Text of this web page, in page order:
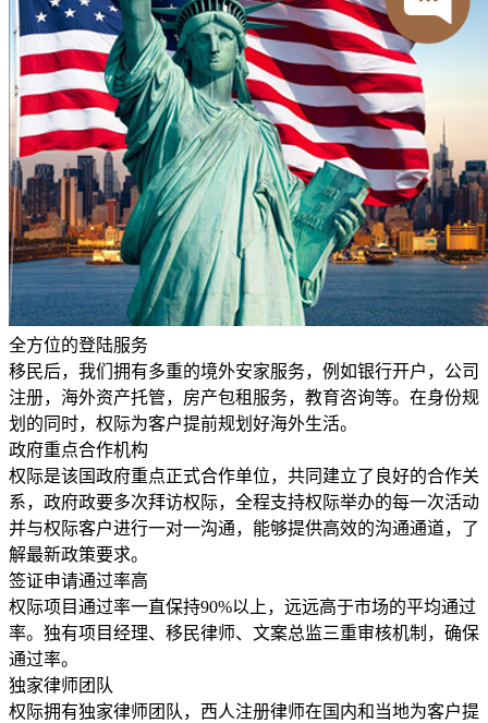
全方位的登陆服务
移民后，我们拥有多重的境外安家服务，例如银行开户，公司
注册，海外资产托管，房产包租服务，教育咨询等。在身份规
划的同时，权际为客户提前规划好海外生活。
政府重点合作机构
权际是该国政府重点正式合作单位，共同建立了良好的合作关
系，政府政要多次拜访权际，全程支持权际举办的每一次活动
并与权际客户进行一对一沟通，能够提供高效的沟通通道，了
解最新政策要求。
签证申请通过率高
权际项目通过率一直保持90%以上，远远高于市场的平均通过
率。独有项目经理、移民律师、文案总监三重审核机制，确保
通过率。
独家律师团队
权际拥有独家律师团队，西人注册律师在国内和当地为客户提